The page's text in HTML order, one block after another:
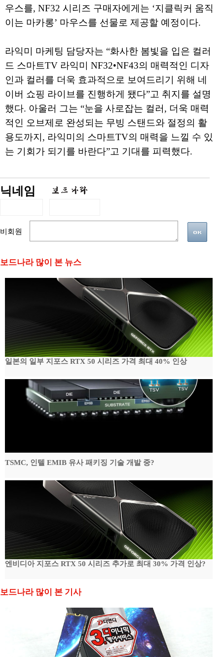
우스를, NF32 시리즈 구매자에게는 ‘지클릭커 움직
이는 마카롱’ 마우스를 선물로 제공할 예정이다.
라익미 마케팅 담당자는 “화사한 봄빛을 입은 컬러
드 스마트TV 라익미 NF32•NF43의 매력적인 디자
인과 컬러를 더욱 효과적으로 보여드리기 위해 네
이버 쇼핑 라이브를 진행하게 됐다”고 취지를 설명
했다. 아울러 그는 “눈을 사로잡는 컬러, 더욱 매력
적인 오브제로 완성되는 무빙 스탠드와 절정의 활
용도까지, 라익미의 스마트TV의 매력을 느낄 수 있
는 기회가 되기를 바란다”고 기대를 피력했다.
닉네임
비회원
보드나라 많이 본 뉴스
일본의 일부 지포스 RTX 50 시리즈 가격 최대 40% 인상
TSMC, 인텔 EMIB 유사 패키징 기술 개발 중?
엔비디아 지포스 RTX 50 시리즈 추가로 최대 30% 가격 인상?
보드나라 많이 본 기사